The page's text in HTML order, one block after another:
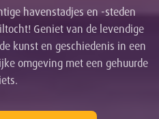
havenstadjes en -steden
Geniet van de levendige
kunst en geschiedenis in een
omgeving met een gehuurde